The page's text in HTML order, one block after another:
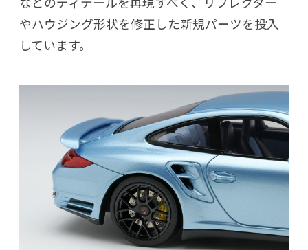
やハウジング形状を修正した新規パーツを投入
しています。